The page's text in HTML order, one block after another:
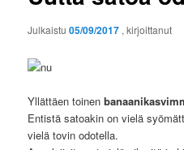
Julkaistu05/09/2017 , kirjoittanut
Yllättäen toinen
Entistä satoakin on vielä
vielä tovin odotella.